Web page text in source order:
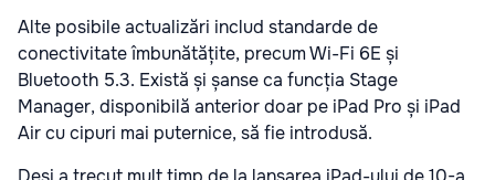
Alte posibile actualizări includ standarde de
conectivitate îmbunătățite, precum Wi-Fi 6E și
Bluetooth 5.3. Există și șanse ca funcția Stage
Manager, disponibilă anterior doar pe iPad Pro și iPad
Air cu cipuri mai puternice, să fie introdusă.